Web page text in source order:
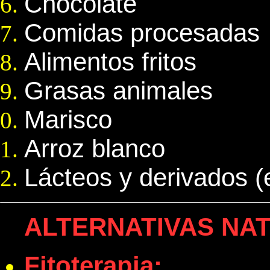
Comidas procesadas
Alimentos fritos
Grasas animales
Marisco
Arroz blanco
Lácteos y derivados
ALTERNATIVAS